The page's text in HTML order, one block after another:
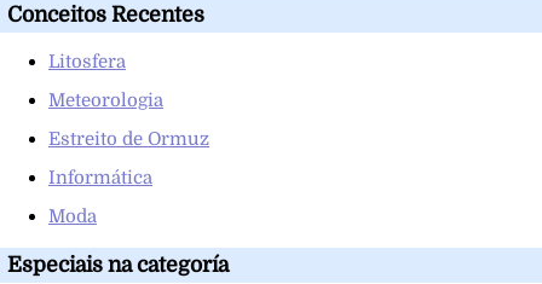
Conceitos Recentes
Litosfera
Meteorologia
Estreito de Ormuz
Informática
Moda
Especiais na categoría